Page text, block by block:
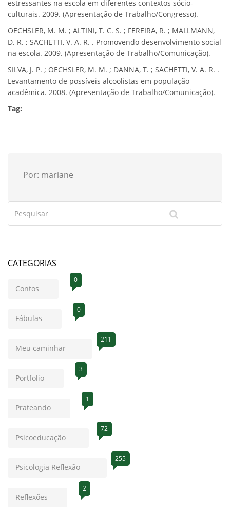
estressantes na escola em diferentes contextos sócio-
culturais. 2009. (Apresentação de Trabalho/Congresso).
OECHSLER, M. M. ; ALTINI, T. C. S. ; FEREIRA, R. ; MALLMANN,
D. R. ; SACHETTI, V. A. R. . Promovendo desenvolvimento social
na escola. 2009. (Apresentação de Trabalho/Comunicação).
SILVA, J. P. ; OECHSLER, M. M. ; DANNA, T. ; SACHETTI, V. A. R. .
Levantamento de possíveis alcoolistas em população
acadêmica. 2008. (Apresentação de Trabalho/Comunicação).
Tag:
Por: mariane
CATEGORIAS
Contos
0
Fábulas
0
Meu caminhar
211
Portfolio
3
Prateando
1
Psicoeducação
72
Psicologia Reflexão
255
Reflexões
2